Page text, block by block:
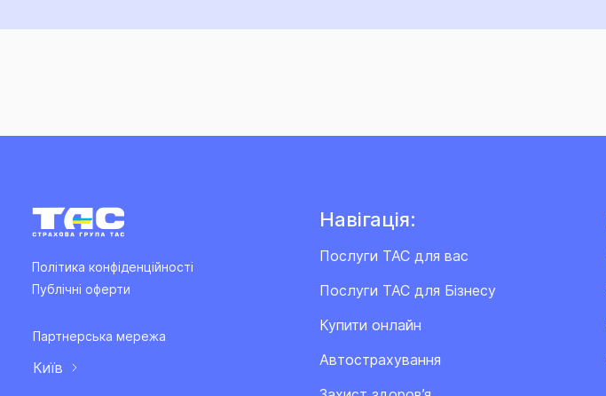
Політика конфіденційності
Публічні оферти
Партнерська мережа
Київ
Навігація:
Послуги ТАС для вас
Послуги ТАС для Бізнесу
Купити онлайн
Автострахування